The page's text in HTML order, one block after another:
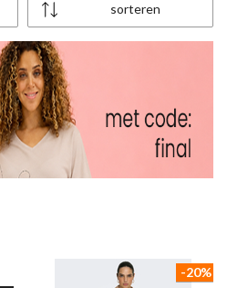
sorteren
-20%